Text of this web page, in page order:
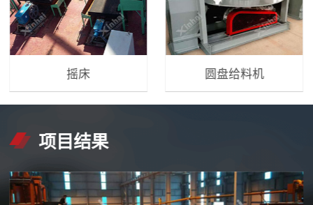
摇床 圆盘给料机
项目结果